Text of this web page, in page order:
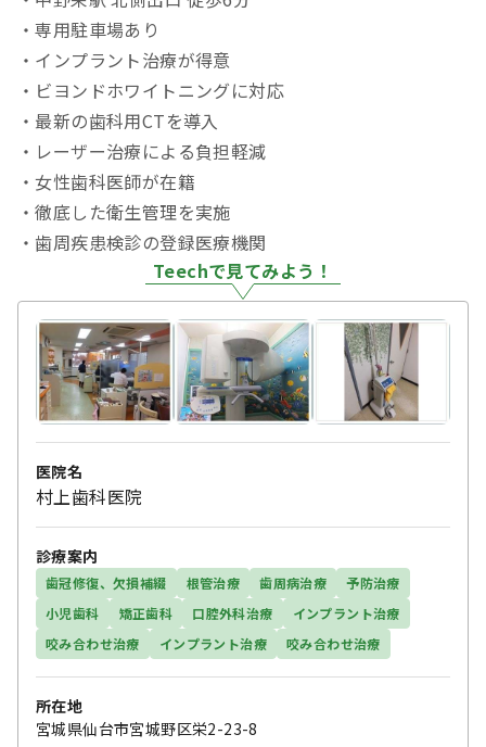
・専用駐車場あり
・インプラント治療が得意
・ビヨンドホワイトニングに対応
・最新の歯科用CTを導入
・レーザー治療による負担軽減
・女性歯科医師が在籍
・徹底した衛生管理を実施
・歯周疾患検診の登録医療機関
Teechで見てみよう！
医院名
村上歯科医院
診療案内
歯冠修復、欠損補綴 根管治療 歯周病治療
予防治療
小児歯科
矯正歯科 口腔外科治療
インプラント治療
咬み合わせ治療
インプラント治療 咬み合わせ治療
所在地
宮城県仙台市宮城野区栄2-23-8